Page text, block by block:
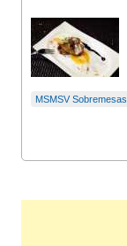
MSMSV Sobremesas